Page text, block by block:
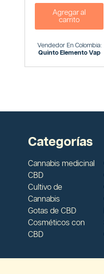
Agregar al
carrito
Vendedor En Colombia:
Quinto Elemento Vap
Categorías
Cannabis medicinal
CBD
Cultivo de
Cannabis
Gotas de CBD
Cosméticos con
CBD